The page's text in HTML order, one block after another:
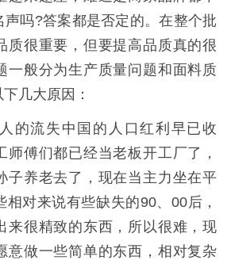
声吗?答案都是否定的。在整个批
质很重要，但要提高品质真的很
一般分为生产质量问题和面料质
几大原因：
流失中国的人口红利早已收
师傅们都已经当老板开工厂了，
子养老去了，现在当主力坐在平
对来说有些缺失的90、00后，
来很精致的东西，所以很难，现
意做一些简单的东西，相对复杂